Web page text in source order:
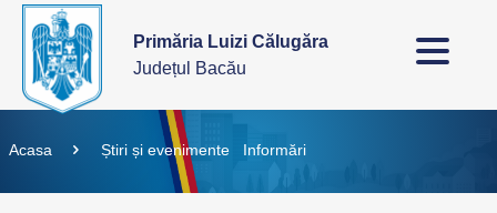
Primăria Luizi Călugăra
Județul Bacău
Acasa Știri și evenimente Informări